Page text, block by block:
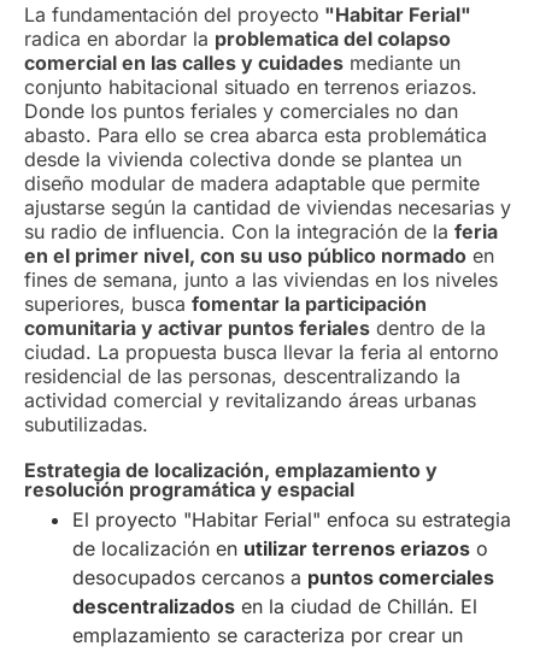
La fundamentación del proyecto "Habitar Ferial"
radica en abordar la problematica del colapso
comercial en las calles y cuidades mediante un
conjunto habitacional situado en terrenos eriazos.
Donde los puntos feriales y comerciales no dan
abasto. Para ello se crea abarca esta problemática
desde la vivienda colectiva donde se plantea un
diseño modular de madera adaptable que permite
ajustarse según la cantidad de viviendas necesarias y
su radio de influencia. Con la integración de la feria
en el primer nivel, con su uso público normado en
fines de semana, junto a las viviendas en los niveles
superiores, busca fomentar la participación
comunitaria y activar puntos feriales dentro de la
ciudad. La propuesta busca llevar la feria al entorno
residencial de las personas, descentralizando la
actividad comercial y revitalizando áreas urbanas
subutilizadas.
Estrategia de localización, emplazamiento y
resolución programática y espacial
El proyecto "Habitar Ferial" enfoca su estrategia
de localización en utilizar terrenos eriazos o
desocupados cercanos a puntos comerciales
descentralizados en la ciudad de Chillán. El
emplazamiento se caracteriza por crear un